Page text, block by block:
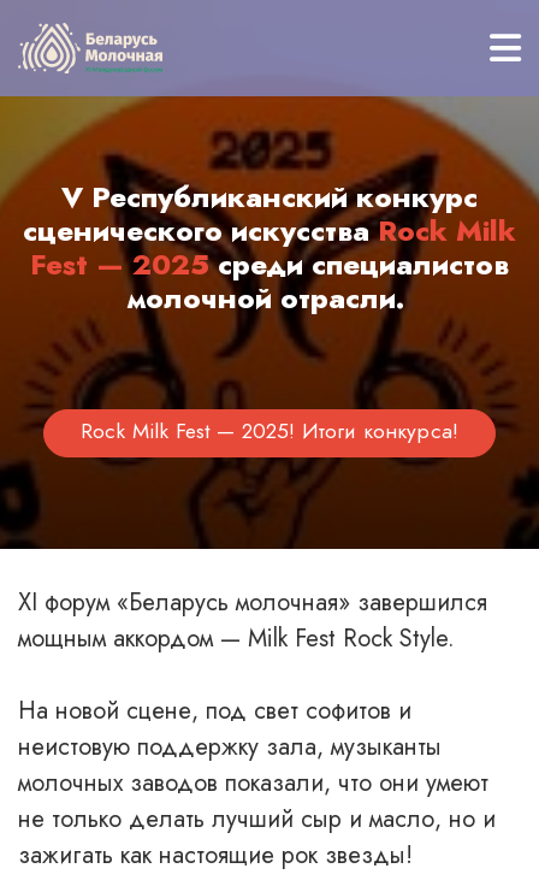
Перейти к основному содержанию
V Республиканский конкурс
сценического искусстваRock Milk
Fest — 2025среди специалистов
молочной отрасли.
Rock Milk Fest — 2025! Итоги конкурса!
XI форум «Беларусь молочная» завершился
мощным аккордом — Milk Fest Rock Style.
На новой сцене, под свет софитов и
неистовую поддержку зала, музыканты
молочных заводов показали, что они умеют
не только делать лучший сыр и масло, но и
зажигать как настоящие рок звезды!